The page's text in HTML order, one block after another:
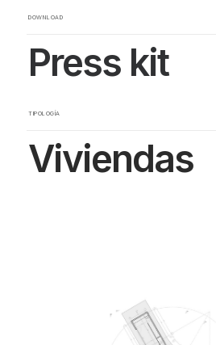
DOWNLOAD
Press kit
TIPOLOGÍA
Viviendas